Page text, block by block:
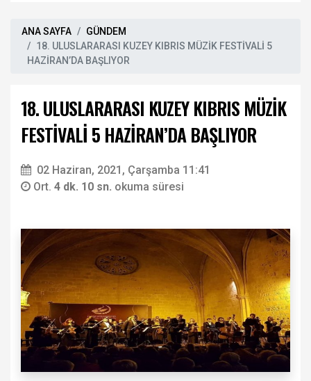
ANA SAYFA
GÜNDEM
18. ULUSLARARASI KUZEY KIBRIS MÜZİK FESTİVALİ 5
HAZİRAN’DA BAŞLIYOR
18. ULUSLARARASI KUZEY KIBRIS MÜZİK
FESTİVALİ 5 HAZİRAN’DA BAŞLIYOR
02 Haziran, 2021, Çarşamba 11:41
Ort. 4 dk. 10 sn. okuma süresi